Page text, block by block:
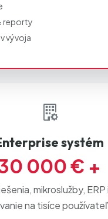
reporty
vývoja
systém
000 € +
mikroslužby,
na tisíce